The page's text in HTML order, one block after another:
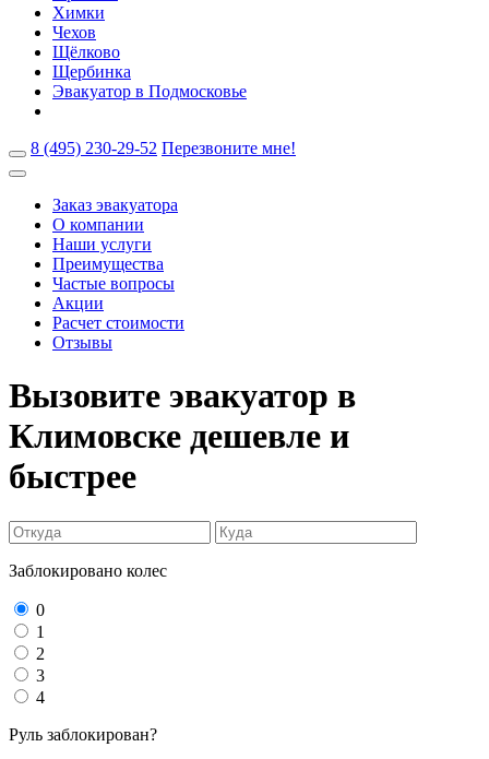
Химки
Чехов
Щёлково
Щербинка
Эвакуатор в Подмосковье
8 (495) 230-29-52 Перезвоните мне!
Заказ эвакуатора
О компании
Наши услуги
Преимущества
Частые вопросы
Акции
Расчет стоимости
Отзывы
Вызовите эвакуатор в
Климовске дешевле и
быстрее
Заблокировано колес
0
1
2
3
4
Руль заблокирован?